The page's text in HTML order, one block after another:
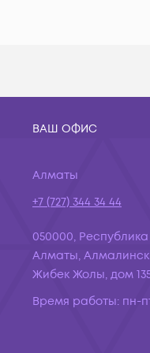
ВАШ ОФИС
Алматы
+7 (727) 344 34 44
050000,
Алматы,
Жибек Жолы, дом
Время работы: пн-